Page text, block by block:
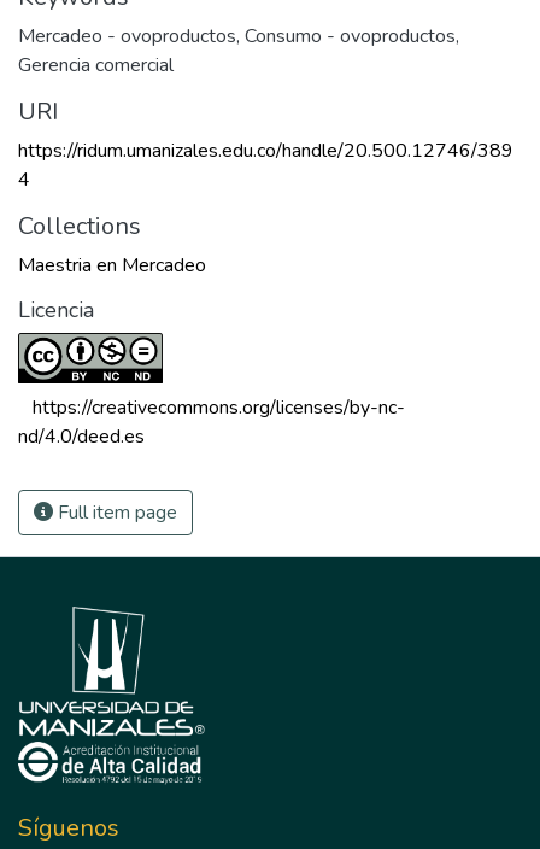
Mercadeo - ovoproductos, Consumo - ovoproductos,
Gerencia comercial
URI
https://ridum.umanizales.edu.co/handle/20.500.12746/389
4
Collections
Maestria en Mercadeo
Licencia
https://creativecommons.org/licenses/by-nc-
nd/4.0/deed.es
Full item page
Síguenos